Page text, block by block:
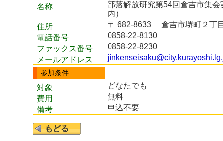
名称
部落解放研究第54回倉吉市集
内）
住所
〒 682-8633 倉吉市堺町２丁
電話番号
0858-22-8130
ファックス番号
0858-22-8230
メールアドレス
参加条件
対象
どなたでも
費用
無料
備考
申込不要